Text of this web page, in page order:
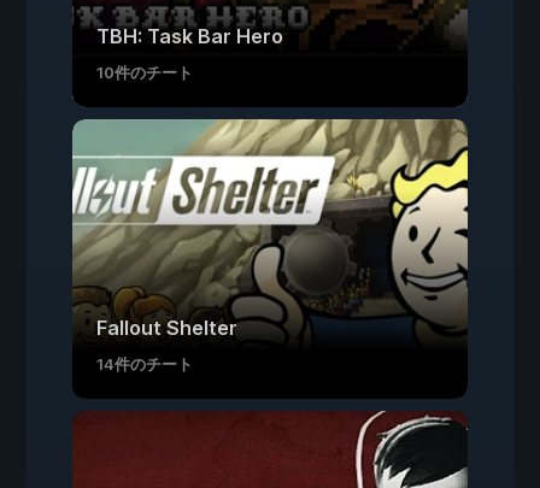
TBH: Task Bar Hero
10件のチート
Fallout Shelter
14件のチート